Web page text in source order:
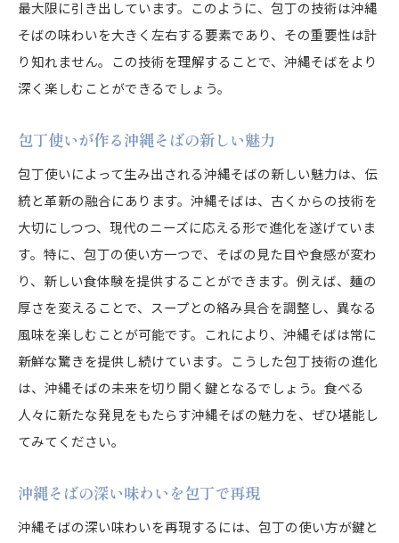
最大限に引き出しています。このように、包丁の技術は沖縄
そばの味わいを大きく左右する要素であり、その重要性は計
り知れません。この技術を理解することで、沖縄そばをより
深く楽しむことができるでしょう。
包丁使いが作る沖縄そばの新しい魅力
包丁使いによって生み出される沖縄そばの新しい魅力は、伝
統と革新の融合にあります。沖縄そばは、古くからの技術を
大切にしつつ、現代のニーズに応える形で進化を遂げていま
す。特に、包丁の使い方一つで、そばの見た目や食感が変わ
り、新しい食体験を提供することができます。例えば、麺の
厚さを変えることで、スープとの絡み具合を調整し、異なる
風味を楽しむことが可能です。これにより、沖縄そばは常に
新鮮な驚きを提供し続けています。こうした包丁技術の進化
は、沖縄そばの未来を切り開く鍵となるでしょう。食べる
人々に新たな発見をもたらす沖縄そばの魅力を、ぜひ堪能し
てみてください。
沖縄そばの深い味わいを包丁で再現
沖縄そばの深い味わいを再現するには、包丁の使い方が鍵と